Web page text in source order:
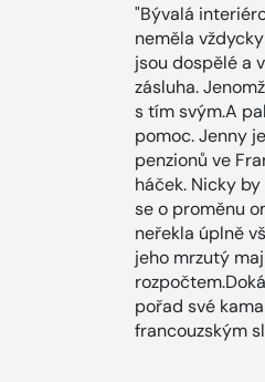
"Bývalá
neměla
jsou dospělé a
zásluha.
s tím svým.A
pomoc. Jenny
penzionů ve
háček. Nicky
se o proměnu
neřekla úplně
jeho mrzutý
pořad své
francouzským